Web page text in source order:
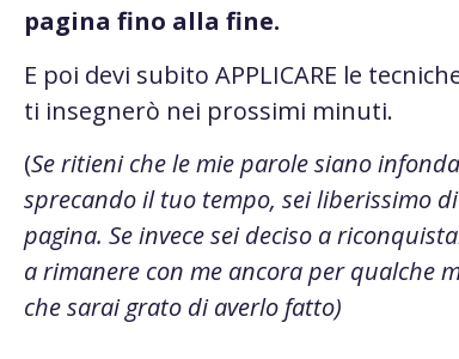
pagina fino alla fine.
E poi devi subito APPLICARE le
ti insegnerò nei prossimi minuti.
(Se ritieni che le mie parole siano
sprecando il tuo tempo, sei liberissimo
pagina. Se invece sei deciso a
a rimanere con me ancora per qualche
che sarai grato di averlo fatto)